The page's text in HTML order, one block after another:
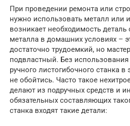
При проведении ремонта или
нужно использовать металл или
возникает необходимость деталь
металла в домашних условиях –
достаточно трудоемкий, но
подвластный. Без использования
ручного листогибочного станка в
не обойтись. Часто такое
делают из подручных средств и
обязательных составляющих
станка входят такие детали: